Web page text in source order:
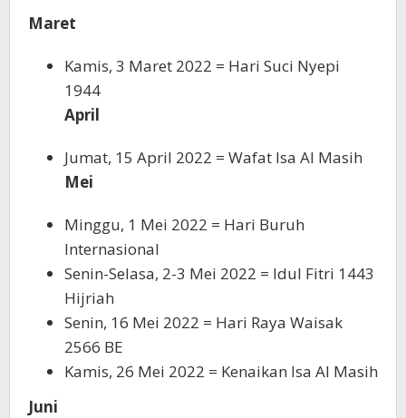
Maret
Kamis, 3 Maret 2022 = Hari Suci Nyepi
1944
April
Jumat, 15 April 2022 = Wafat Isa Al Masih
Mei
Minggu, 1 Mei 2022 = Hari Buruh
Internasional
Senin-Selasa, 2-3 Mei 2022 = Idul Fitri 1443
Hijriah
Senin, 16 Mei 2022 = Hari Raya Waisak
2566 BE
Kamis, 26 Mei 2022 = Kenaikan Isa Al Masih
Juni